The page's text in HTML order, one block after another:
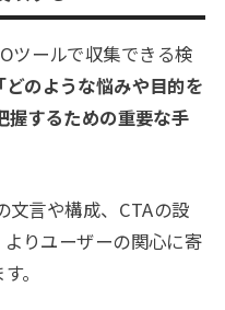
ールで収集できる検
「どのような悩みや目的を
握するための重要な手
文言や構成、CTAの設
りユーザーの関心に寄
。